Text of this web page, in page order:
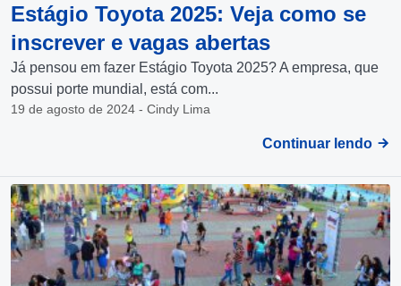
Estágio Toyota 2025: Veja como se
inscrever e vagas abertas
Já pensou em fazer Estágio Toyota 2025? A empresa, que
possui porte mundial, está com...
19 de agosto de 2024 - Cindy Lima
Continuar lendo